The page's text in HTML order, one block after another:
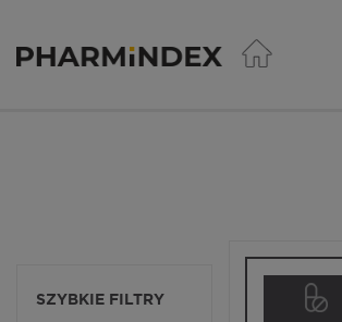
Pharmindex -
SZYBKIE FILTRY